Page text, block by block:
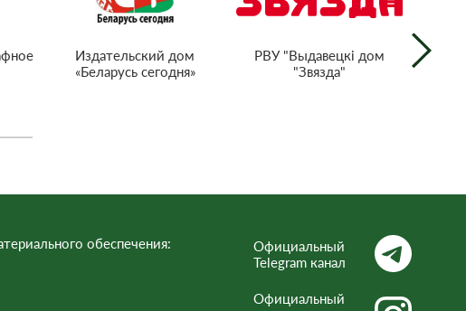
Издательский дом
«Беларусь сегодня»
РВУ "Выдавецкі дом
"Звязда"
обеспечения:
Официальный
Telegram канал
Официальный